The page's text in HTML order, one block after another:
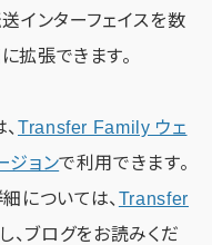
インターフェイスを数
拡張できます。
Transfer Family ウェ
ジョンで利用できます。
については、 Transfer
、ブログをお読みくだ